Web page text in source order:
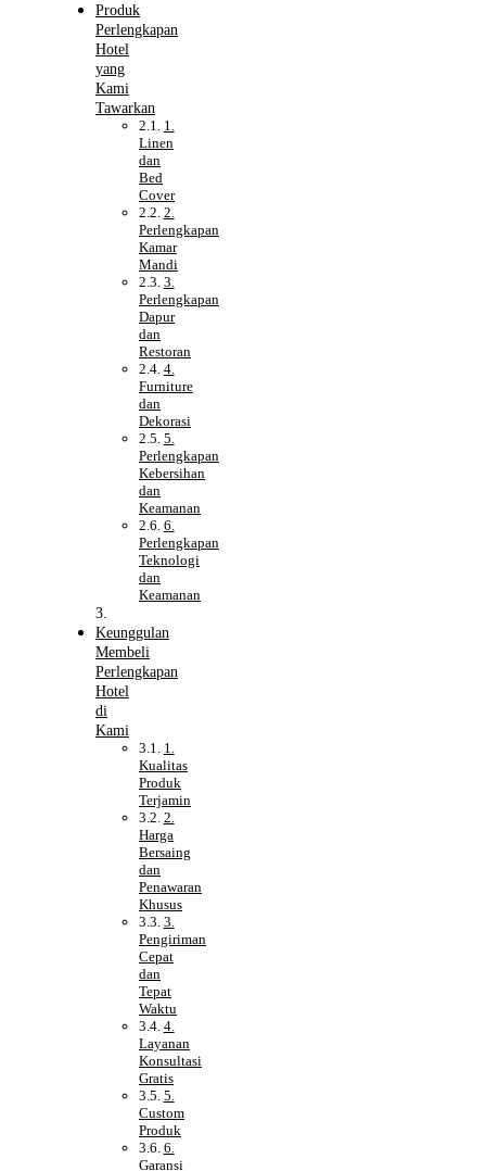
Produk
Perlengkapan
Hotel
yang
Kami
Tawarkan
1.
Linen
dan
Bed
Cover
2.
Perlengkapan
Kamar
Mandi
3.
Perlengkapan
Dapur
dan
Restoran
4.
Furniture
dan
Dekorasi
5.
Perlengkapan
Kebersihan
dan
Keamanan
6.
Perlengkapan
Teknologi
dan
Keamanan
Keunggulan
Membeli
Perlengkapan
Hotel
di
Kami
1.
Kualitas
Produk
Terjamin
2.
Harga
Bersaing
dan
Penawaran
Khusus
3.
Pengiriman
Cepat
dan
Tepat
Waktu
4.
Layanan
Konsultasi
Gratis
5.
Custom
Produk
6.
Garansi